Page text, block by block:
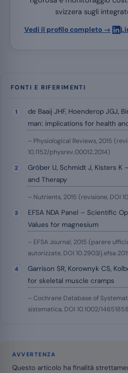
svizzera sugli
Vedi il profilo completo →
FONTI E RIFERIMENTI
de Baaij JHF, Hoenderop JGJ,
man: implications for health
– Physiological Reviews, 2015
10.1152/physrev.00012.2014)
Gröber U, Schmidt J, Kisters K
and Therapy
– Nutrients, 2015 (revisione, DOI
EFSA NDA Panel – Scientific
Values for magnesium
– EFSA Journal, 2015 (parere
autorizzate, DOI 10.2903/
Garrison SR, Korownyk CS,
for skeletal muscle cramps
– Cochrane Database of
sistematica, DOI 10.1002/
AVVERTENZA
Questo articolo ha finalità